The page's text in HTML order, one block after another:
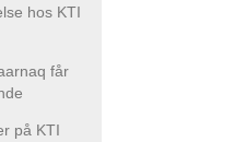
hos KTI
får
på KTI